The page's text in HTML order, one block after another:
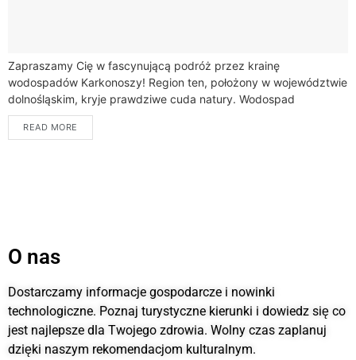
Zapraszamy Cię w fascynującą podróż przez krainę
wodospadów Karkonoszy! Region ten, położony w województwie
dolnośląskim, kryje prawdziwe cuda natury. Wodospad
karkonosze to nie tylko spektakularne kaskady, ale także
niepowtarzalne krajobrazy,...
READ MORE
O nas
Dostarczamy informacje gospodarcze i nowinki
technologiczne. Poznaj turystyczne kierunki i dowiedz się co
jest najlepsze dla Twojego zdrowia. Wolny czas zaplanuj
dzięki naszym rekomendacjom kulturalnym.